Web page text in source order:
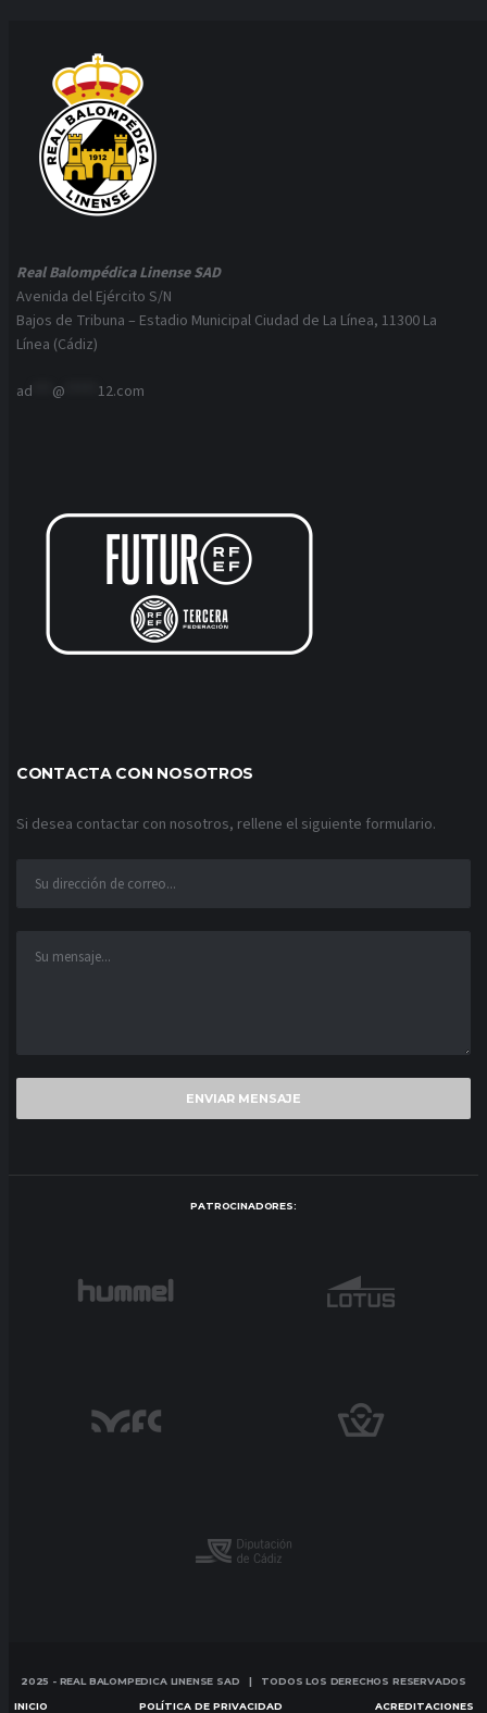
Real Balompédica Linense SAD
Avenida del Ejército S/N
Bajos de Tribuna – Estadio Municipal Ciudad de La Línea, 11300 La
Línea (Cádiz)
ad @ 12.com
CONTACTA CON NOSOTROS
Si desea contactar con nosotros, rellene el siguiente formulario.
PATROCINADORES:
2025 - REAL BALOMPEDICA LINENSE SAD | TODOS LOS DERECHOS RESERVADOS
INICIO POLÍTICA DE PRIVACIDAD ACREDITACIONES